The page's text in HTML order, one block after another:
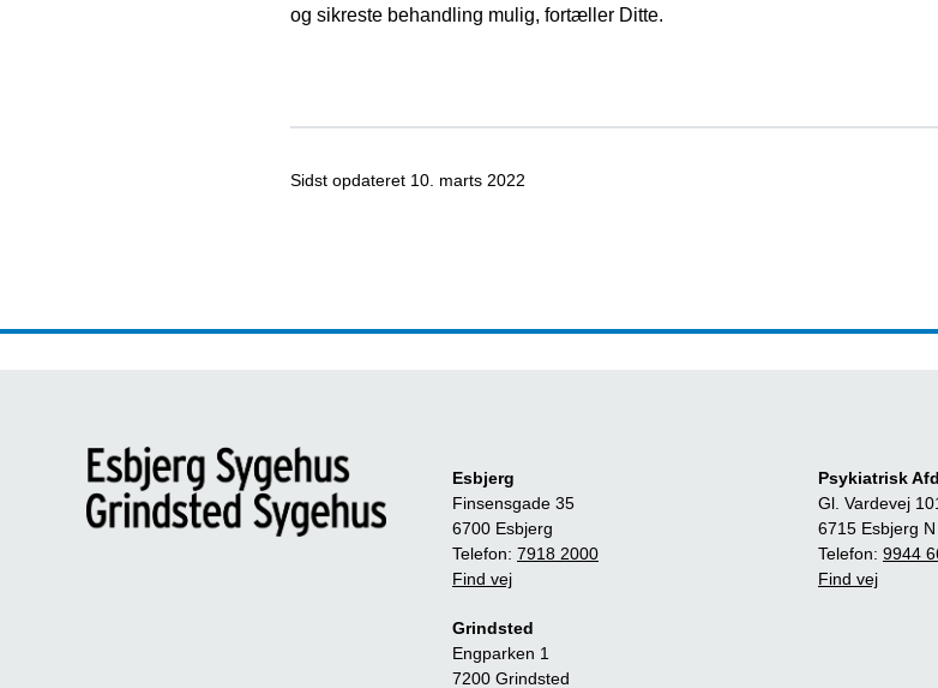
og sikreste behandling mulig, fortæller Ditte.
Sidst opdateret 10. marts 2022
Esbjerg
Finsensgade 35
6700 Esbjerg
Telefon: 7918 2000
Find vej
Grindsted
Engparken 1
7200 Grindsted
Psykiatrisk
Gl. Vardevej
6715 Esbjerg N
Telefon: 9944
Find vej